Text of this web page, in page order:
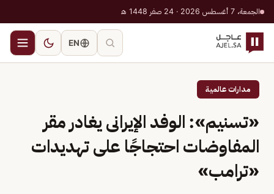
الجمعة، 7 أغسطس 2026 · 24 صفر 1448 هـ
EN
مدارات عالمية
«تسنيم»: الوفد الإيرانى يغادر مقر
المفاوضات احتجاجًا على تهديدات
«ترامب»